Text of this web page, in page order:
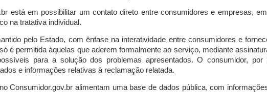
está em possibilitar um contato direto entre consumidores e empresas,
na tratativa individual.
pelo Estado, com ênfase na interatividade entre consumidores e
é permitida àquelas que aderem formalmente ao serviço, mediante
para a solução dos problemas apresentados. O consumidor,
e informações relativas à reclamação relatada.
Consumidor.gov.br alimentam uma base de dados pública, com